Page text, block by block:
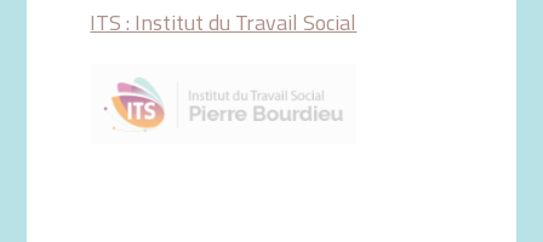
ITS : Institut du Travail Social